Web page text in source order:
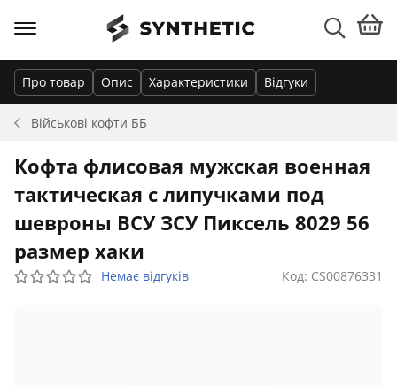
Військові кофти ББ
Про товар Опис Характеристики Відгуки
Кофта флисовая мужская военная
тактическая с липучками под
шевроны ВСУ ЗСУ Пиксель 8029 56
размер хаки
Немає відгуків Код: CS00876331